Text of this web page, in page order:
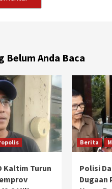
Belum Anda Baca
Kaltim Turun
Berita
Polisi
Dugaan